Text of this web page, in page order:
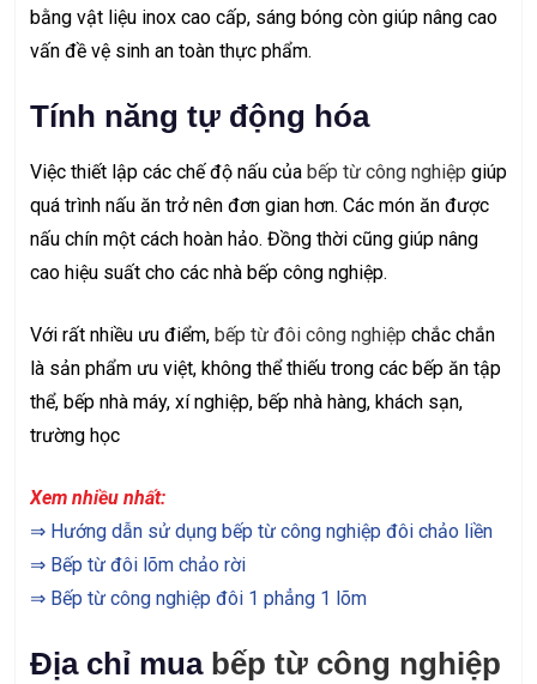
bằng vật liệu inox cao cấp, sáng bóng còn giúp nâng cao
vấn đề vệ sinh an toàn thực phẩm.
Tính năng tự động hóa
Việc thiết lập các chế độ nấu của bếp từ công nghiệp giúp
quá trình nấu ăn trở nên đơn gian hơn. Các món ăn được
nấu chín một cách hoàn hảo. Đồng thời cũng giúp nâng
cao hiệu suất cho các nhà bếp công nghiệp.
Với rất nhiều ưu điểm, bếp từ đôi công nghiệp chắc chắn
là sản phẩm ưu việt, không thể thiếu trong các bếp ăn tập
thể, bếp nhà máy, xí nghiệp, bếp nhà hàng, khách sạn,
trường học
Xem nhiều nhất:
⇒ Hướng dẫn sử dụng bếp từ công nghiệp đôi chảo liền
⇒ Bếp từ đôi lõm chảo rời
⇒ Bếp từ công nghiệp đôi 1 phẳng 1 lõm
Địa chỉ mua bếp từ công nghiệp